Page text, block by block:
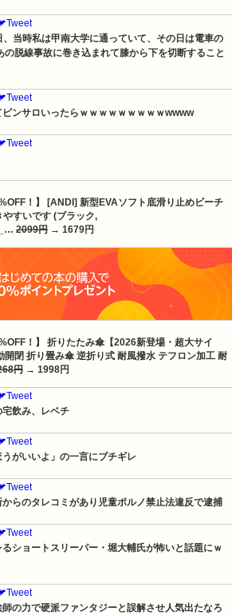
、当時私は甲南大学に通っていて、その日は電車の
脱線事故に巻き込まれて膝から下を切断すること
ピンサロいったらｗｗｗｗｗｗｗｗｗwwww
！】 [ANDI] 新型EVAソフト底滑り止めビーチ
すいです (ブラック,
2099円 → 1679円
！】 折りたたみ傘【2026新登場・超大サイ
閉 折り畳み傘 逆折り式 耐風撥水 テフロン加工 耐
円 → 1998円
宅飲み、レベチ
がいいよ」の一言にブチギレ
らのタレコミがあり児童ポルノ禁止法違反で逮捕
るショートスリーパー・堀大輔氏が怖いと話題にｗ
師の力で硬派ファンタジーと誤解させ人気出たなろ